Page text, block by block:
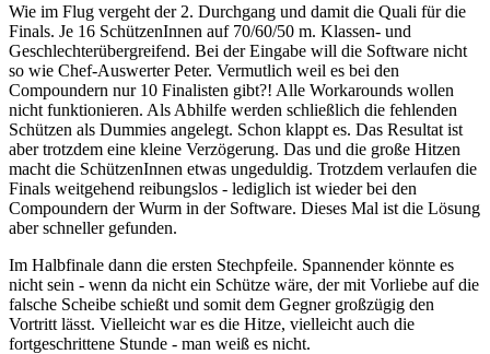
Wie im Flug vergeht der 2. Durchgang und damit die Quali für die
Finals. Je 16 SchützenInnen auf 70/60/50 m. Klassen- und
Geschlechterübergreifend. Bei der Eingabe will die Software nicht
so wie Chef-Auswerter Peter. Vermutlich weil es bei den
Compoundern nur 10 Finalisten gibt?! Alle Workarounds wollen
nicht funktionieren. Als Abhilfe werden schließlich die fehlenden
Schützen als Dummies angelegt. Schon klappt es. Das Resultat ist
aber trotzdem eine kleine Verzögerung. Das und die große Hitzen
macht die SchützenInnen etwas ungeduldig. Trotzdem verlaufen die
Finals weitgehend reibungslos - lediglich ist wieder bei den
Compoundern der Wurm in der Software. Dieses Mal ist die Lösung
aber schneller gefunden.
Im Halbfinale dann die ersten Stechpfeile. Spannender könnte es
nicht sein - wenn da nicht ein Schütze wäre, der mit Vorliebe auf die
falsche Scheibe schießt und somit dem Gegner großzügig den
Vortritt lässt. Vielleicht war es die Hitze, vielleicht auch die
fortgeschrittene Stunde - man weiß es nicht.